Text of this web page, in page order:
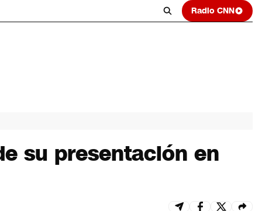
Radio CNN
su presentación en